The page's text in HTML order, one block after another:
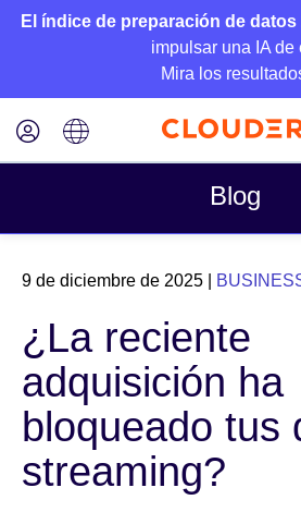
El índice de preparación de datos
impulsar una IA de
Mira los
Blog
Temas
Business
Técnico
Socios
Cultura
9 de diciembre de 2025
¿La reciente
adquisición ha
bloqueado tus
streaming?